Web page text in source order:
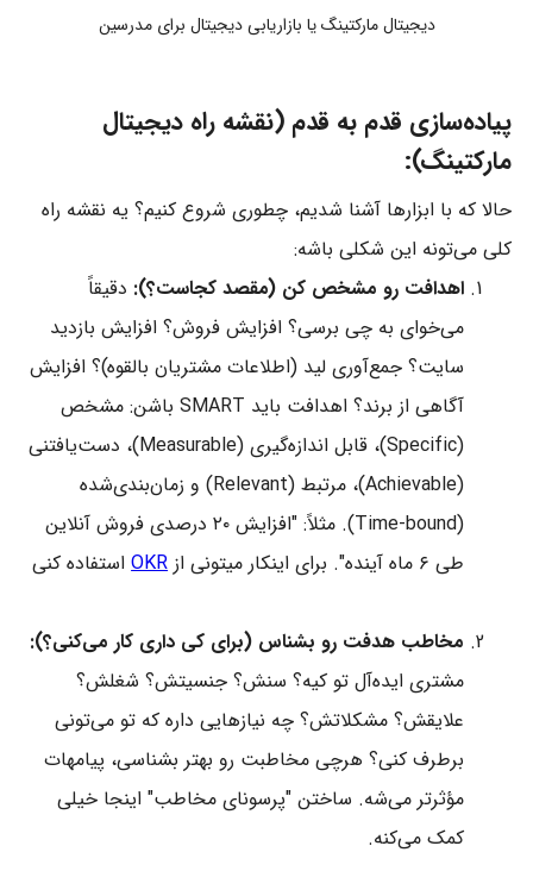
دیجیتال مارکتینگ یا بازاریابی دیجیتال برای مدرسین
پیاده‌سازی قدم به قدم (نقشه راه دیجیتال
مارکتینگ):
حالا که با ابزارها آشنا شدیم، چطوری شروع کنیم؟ یه نقشه راه
کلی می‌تونه این شکلی باشه:
اهدافت رو مشخص کن (مقصد کجاست؟): دقیقاً
می‌خوای به چی برسی؟ افزایش فروش؟ افزایش بازدید
سایت؟ جمع‌آوری لید (اطلاعات مشتریان بالقوه)؟ افزایش
آگاهی از برند؟ اهدافت باید SMART باشن: مشخص
(Specific)، قابل اندازه‌گیری (Measurable)، دست‌یافتنی
(Achievable)، مرتبط (Relevant) و زمان‌بندی‌شده
(Time-bound). مثلاً: "افزایش ۲۰ درصدی فروش آنلاین
طی ۶ ماه آینده". برای اینکار میتونی از
OKRاستفاده کنی
مخاطب هدفت رو بشناس (برای کی داری کار می‌کنی؟):
مشتری ایده‌آل تو کیه؟ سنش؟ جنسیتش؟ شغلش؟
علایقش؟ مشکلاتش؟ چه نیازهایی داره که تو می‌تونی
برطرف کنی؟ هرچی مخاطبت رو بهتر بشناسی، پیامهات
مؤثرتر می‌شه. ساختن "پرسونای مخاطب" اینجا خیلی
کمک می‌کنه.